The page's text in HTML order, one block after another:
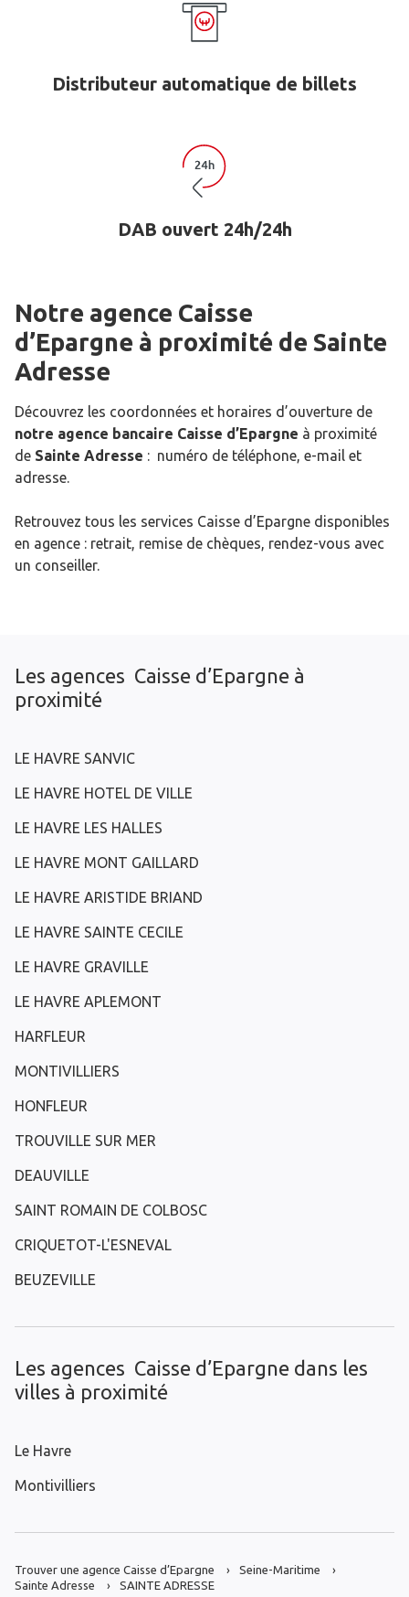
Distributeur automatique de billets
DAB ouvert 24h/24h
Notre agence Caisse
d’Epargne à proximité de Sainte
Adresse
Découvrez les coordonnées et horaires d’ouverture de
notre agence bancaire Caisse d’Epargne à proximité
de Sainte Adresse : numéro de téléphone, e-mail et
adresse.
Retrouvez tous les services Caisse d’Epargne disponibles
en agence : retrait, remise de chèques, rendez-vous avec
un conseiller.
Les agences Caisse d’Epargne à
proximité
LE HAVRE SANVIC
LE HAVRE HOTEL DE VILLE
LE HAVRE LES HALLES
LE HAVRE MONT GAILLARD
LE HAVRE ARISTIDE BRIAND
LE HAVRE SAINTE CECILE
LE HAVRE GRAVILLE
LE HAVRE APLEMONT
HARFLEUR
MONTIVILLIERS
HONFLEUR
TROUVILLE SUR MER
DEAUVILLE
SAINT ROMAIN DE COLBOSC
CRIQUETOT-L'ESNEVAL
BEUZEVILLE
Les agences Caisse d’Epargne dans les
villes à proximité
Le Havre
Montivilliers
Trouver une agence Caisse d’Epargne
Seine-Maritime
Sainte Adresse
SAINTE ADRESSE